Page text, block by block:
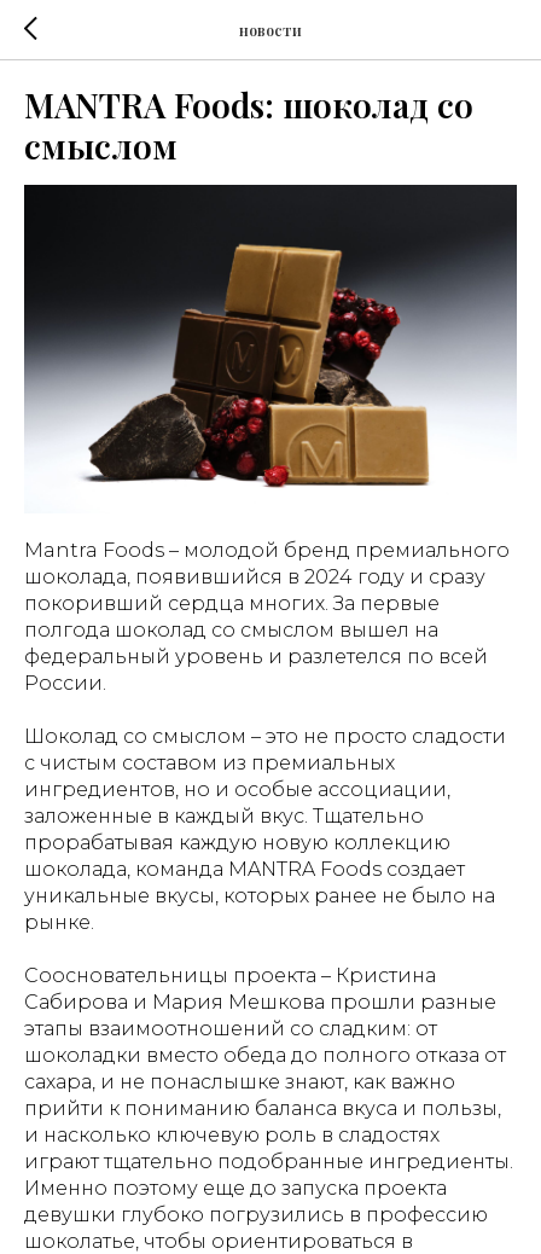
новости
MANTRA Foods: шоколад со
смыслом
Mantra Foods – молодой бренд премиального
шоколада, появившийся в 2024 году и сразу
покоривший сердца многих. За первые
полгода шоколад со смыслом вышел на
федеральный уровень и разлетелся по всей
России.
Шоколад со смыслом – это не просто сладости
с чистым составом из премиальных
ингредиентов, но и особые ассоциации,
заложенные в каждый вкус. Тщательно
прорабатывая каждую новую коллекцию
шоколада, команда MANTRA Foods создает
уникальные вкусы, которых ранее не было на
рынке.
Соосновательницы проекта – Кристина
Сабирова и Мария Мешкова прошли разные
этапы взаимоотношений со сладким: от
шоколадки вместо обеда до полного отказа от
сахара, и не понаслышке знают, как важно
прийти к пониманию баланса вкуса и пользы,
и насколько ключевую роль в сладостях
играют тщательно подобранные ингредиенты.
Именно поэтому еще до запуска проекта
девушки глубоко погрузились в профессию
шоколатье, чтобы ориентироваться в